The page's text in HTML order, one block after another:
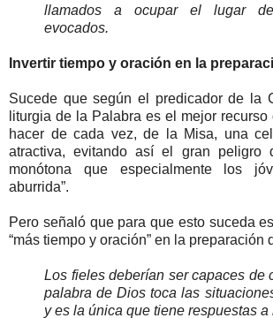
llamados a ocupar el lugar
evocados.
Invertir tiempo y oración en la
Sucede que según el predicador de la
liturgia de la Palabra es el mejor recurso
hacer de cada vez, de la Misa, una
atractiva, evitando así el gran peligro
monótona que especialmente los
aburrida”.
Pero señaló que para que esto suceda
“más tiempo y oración” en la preparación
Los fieles deberían ser capaces de
palabra de Dios toca las
y es la única que tiene respuestas